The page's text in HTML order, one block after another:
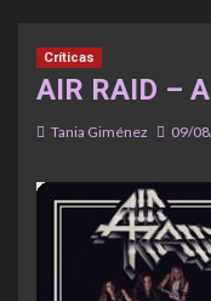
Críticas
AIR RAID –
Tania Giménez 09/